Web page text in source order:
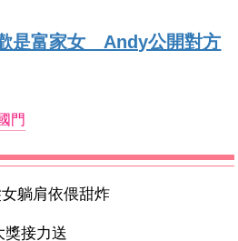
是富家女 Andy公開對方
門
躺肩依偎甜炸
接力送